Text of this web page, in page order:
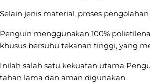
Selain jenis material, proses
Penguin menggunakan 100%
khusus bersuhu tekanan tinggi, yang
Inilah salah satu kekuatan utama
tahan lama dan aman digunakan.